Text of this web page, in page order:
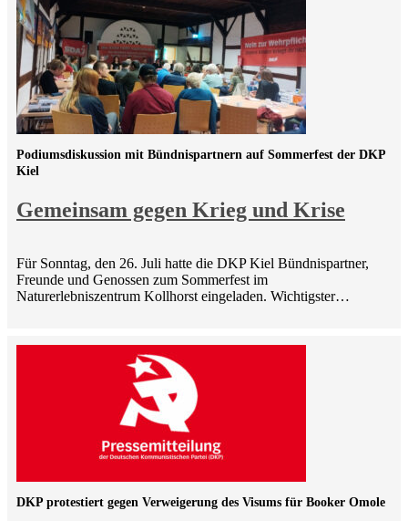
Gemeinsam gegen Krieg und Krise
Podiumsdiskussion mit Bündnispartnern auf Sommerfest der DKP
Kiel
Für Sonntag, den 26. Juli hatte die DKP Kiel Bündnispartner,
Freunde und Genossen zum Sommerfest im
Naturerlebniszentrum Kollhorst eingeladen. Wichtigster…
DKP protestiert gegen Verweigerung des Visums für Booker Omole